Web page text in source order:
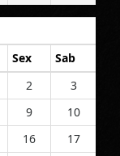
Sex
Sab
2
3
9
10
16
17